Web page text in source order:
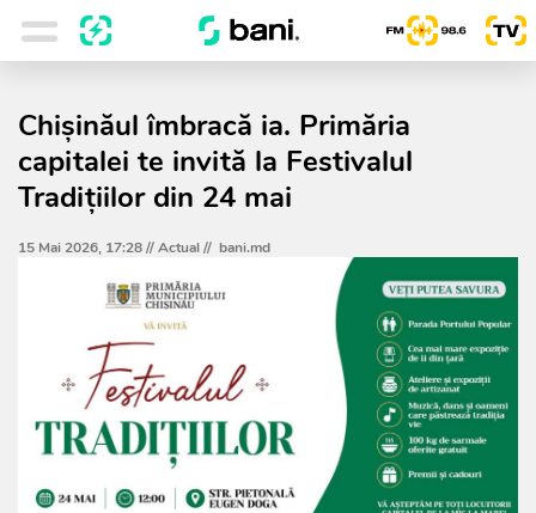
Chișinăul îmbracă ia. Primăria
capitalei te invită la Festivalul
Tradițiilor din 24 mai
15 Mai 2026, 17:28 //Actual// bani.md